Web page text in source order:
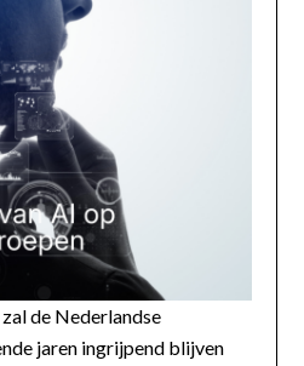
de Nederlandse
jaren ingrijpend blijven